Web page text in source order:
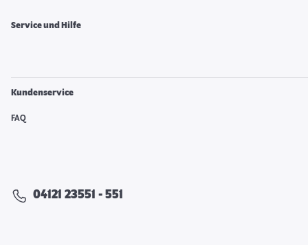
Service und Hilfe
Kundenservice
FAQ
04121 23551 - 551